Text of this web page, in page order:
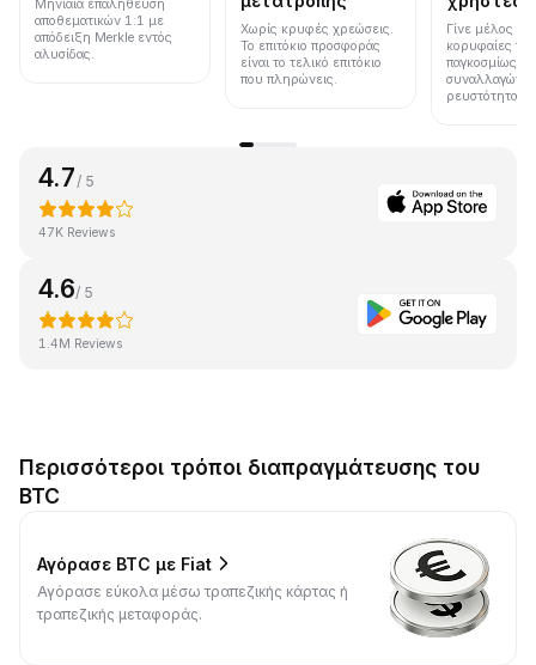
Μηνιαία επαλήθευση
αποθεματικών 1:1 με
απόδειξη Merkle εντός
αλυσίδας.
Χωρίς κρυφές χρεώσεις.
Το επιτόκιο προσφοράς
είναι το τελικό επιτόκιο
που πληρώνεις.
Γίνε μέλος
κορυφαίες
παγκοσμίως
συναλλαγών
ρευστότητα.
4.7/ 5
47K Reviews
4.6/ 5
1.4M Reviews
Περισσότεροι τρόποι διαπραγμάτευσης του
BTC
Αγόρασε BTC με Fiat
Αγόρασε εύκολα μέσω τραπεζικής κάρτας ή
τραπεζικής μεταφοράς.